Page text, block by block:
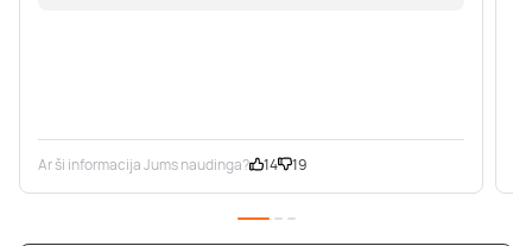
Ar ši informacija Jums naudinga? 14 19